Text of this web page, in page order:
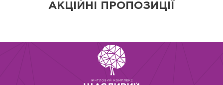
АКЦІЙНІ ПРОПОЗИЦІЇ